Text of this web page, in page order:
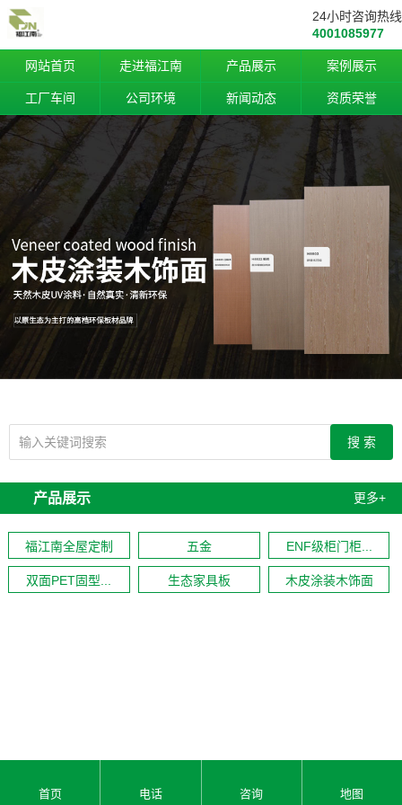
24小时咨询热线
4001085977
网站首页 走进福江南 产品展示 案例展示
工厂车间 公司环境 新闻动态 资质荣誉
产品展示 更多+
福江南全屋定制 五金 ENF级柜门柜...
双面PET固型... 生态家具板 木皮涂装木饰面
首页 电话 咨询 地图